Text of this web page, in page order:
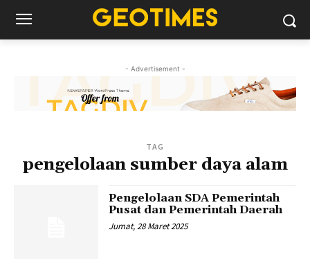
- Advertisement -
TAG
pengelolaan sumber daya alam
Pengelolaan SDA Pemerintah
Pusat dan Pemerintah Daerah
Jumat, 28 Maret 2025